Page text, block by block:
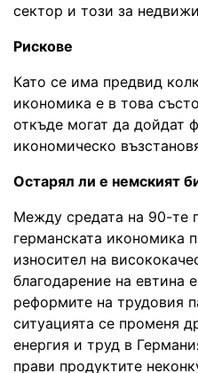
сектор и този за
Рискове
Като се има предвид
икономика е в това
откъде могат да дойдат
икономическо
Остарял ли е немският
Между средата на 90-те
германската икономика
износител на
благодарение на евтина
реформите на трудовия
ситуацията се променя
енергия и труд в
прави продуктите